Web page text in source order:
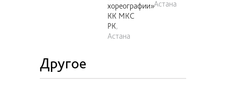
хореографии»
КК МКС
РК
Астана
Астана
Другое